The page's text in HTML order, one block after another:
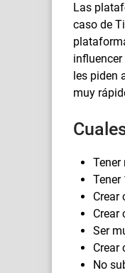
Las
caso de
les piden
muy
Tener
Crear
Crear
Ser
Crear
No